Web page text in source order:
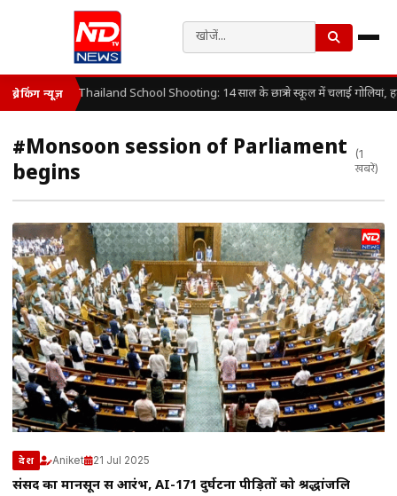
ब्रेकिंग न्यूज़ Thailand School Shooting: 14 साल के छात्र ने स्कूल में चलाई गोलियां,
#Monsoon session of Parliament
begins
(1
खबरें)
देश Aniket 21 Jul 2025
संसद का मानसून सत्र आरंभ, AI-171 दुर्घटना पीड़ितों को श्रद्धांजलि